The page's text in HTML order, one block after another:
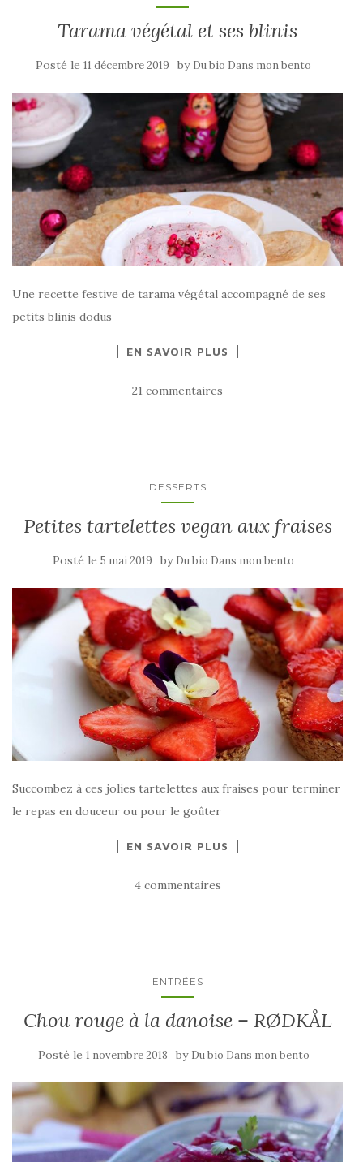
Tarama végétal et ses blinis
Posté le 11 décembre 2019 by Du bio Dans mon bento
Une recette festive de tarama végétal accompagné de ses
petits blinis dodus
EN SAVOIR PLUS
21 commentaires
DESSERTS
Petites tartelettes vegan aux fraises
Posté le 5 mai 2019 by Du bio Dans mon bento
Succombez à ces jolies tartelettes aux fraises pour terminer
le repas en douceur ou pour le goûter
EN SAVOIR PLUS
4 commentaires
ENTRÉES
Chou rouge à la danoise – RØDKÅL
Posté le 1 novembre 2018 by Du bio Dans mon bento